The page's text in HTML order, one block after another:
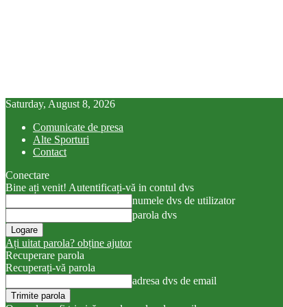
Saturday, August 8, 2026
Comunicate de presa
Alte Sporturi
Contact
Conectare
Bine ați venit! Autentificați-vă in contul dvs
numele dvs de utilizator
parola dvs
Ați uitat parola? obține ajutor
Recuperare parola
Recuperați-vă parola
adresa dvs de email